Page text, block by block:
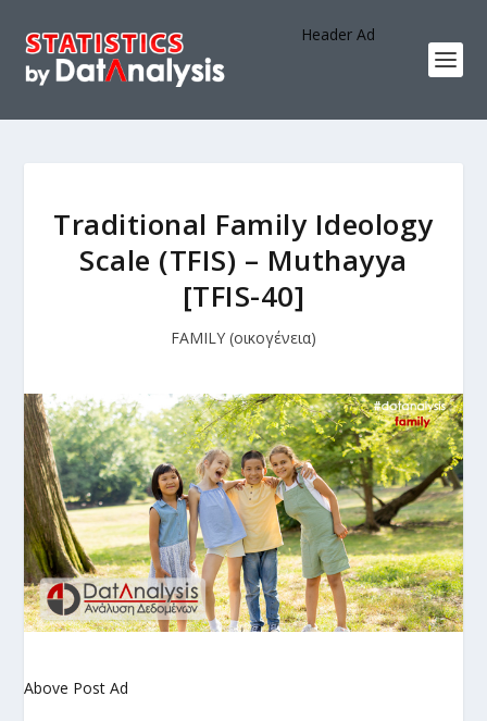
Header Ad
Traditional Family Ideology
Scale (TFIS) – Muthayya
[TFIS-40]
FAMILY (οικογένεια)
Above Post Ad